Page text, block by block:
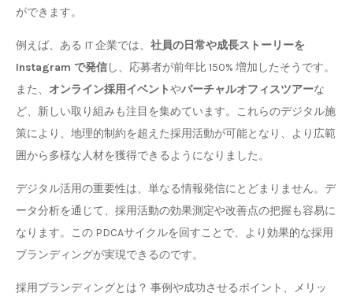
ができます。
例えば、ある IT 企業では、 社員の日常や成長ストーリーを
Instagram で発信し、応募者が前年比 150% 増加したそうです。
また、 オンライン採用イベントやバーチャルオフィスツアーな
ど、新しい取り組みも注目を集めています。これらのデジタル施
策により、地理的制約を超えた採用活動が可能となり、より広範
囲から多様な人材を獲得できるようになりました。
デジタル活用の重要性は、単なる情報発信にとどまりません。デ
ータ分析を通じて、採用活動の効果測定や改善点の把握も容易に
なります。この PDCAサイクルを回すことで、より効果的な採用
ブランディングが実現できるのです。
採用ブランディングとは？ 事例や成功させるポイント、メリッ